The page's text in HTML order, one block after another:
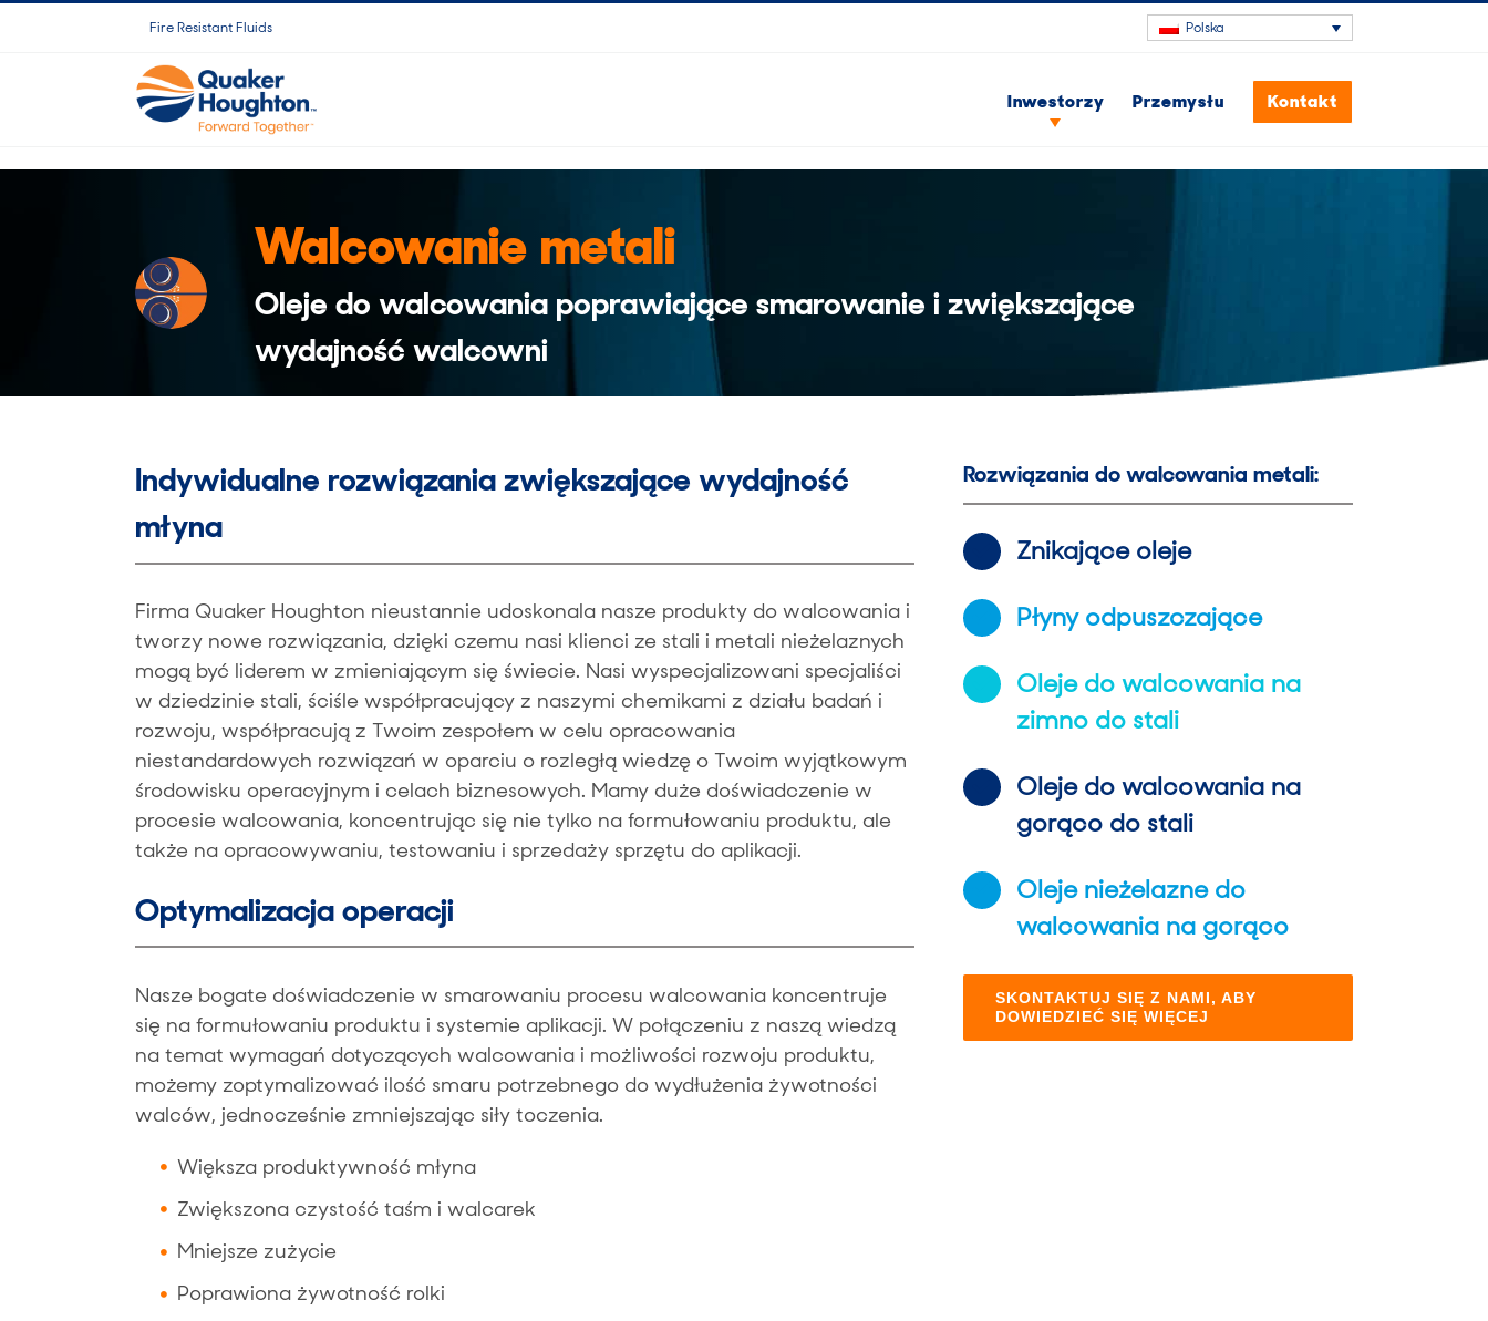
Fire Resistant Fluids Polska
Inwestorzy Przemysłu Kontakt
Walcowanie metali
Oleje do walcowania poprawiające smarowanie i zwiększające
wydajność walcowni
Indywidualne rozwiązania zwiększające wydajność
młyna
Firma Quaker Houghton nieustannie udoskonala nasze produkty do walcowania i
tworzy nowe rozwiązania, dzięki czemu nasi klienci ze stali i metali nieżelaznych
mogą być liderem w zmieniającym się świecie. Nasi wyspecjalizowani specjaliści
w dziedzinie stali, ściśle współpracujący z naszymi chemikami z działu badań i
rozwoju, współpracują z Twoim zespołem w celu opracowania
niestandardowych rozwiązań w oparciu o rozległą wiedzę o Twoim wyjątkowym
środowisku operacyjnym i celach biznesowych. Mamy duże doświadczenie w
procesie walcowania, koncentrując się nie tylko na formułowaniu produktu, ale
także na opracowywaniu, testowaniu i sprzedaży sprzętu do aplikacji.
Optymalizacja operacji
Nasze bogate doświadczenie w smarowaniu procesu walcowania koncentruje
się na formułowaniu produktu i systemie aplikacji. W połączeniu z naszą wiedzą
na temat wymagań dotyczących walcowania i możliwości rozwoju produktu,
możemy zoptymalizować ilość smaru potrzebnego do wydłużenia żywotności
walców, jednocześnie zmniejszając siły toczenia.
Większa produktywność młyna
Zwiększona czystość taśm i walcarek
Mniejsze zużycie
Poprawiona żywotność rolki
Rozwiązania do walcowania metali:
Znikające oleje
Płyny odpuszczające
Oleje do walcowania na
zimno do stali
Oleje do walcowania na
gorąco do stali
Oleje nieżelazne do
walcowania na gorąco
SKONTAKTUJ SIĘ Z NAMI, ABY
DOWIEDZIEĆ SIĘ WIĘCEJ